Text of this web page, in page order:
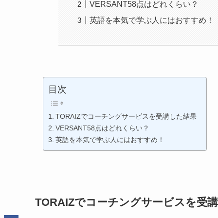
VERSANT58点はどれくらい？
英語を本気で学ぶ人にはおすすめ！
目次
TORAIZでコーチングサービスを受講した結果
VERSANT58点はどれくらい？
英語を本気で学ぶ人にはおすすめ！
TORAIZでコーチングサービスを受